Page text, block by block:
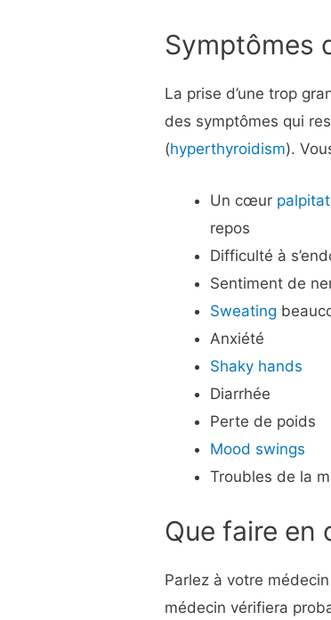
Symptômes
La prise d’une trop
des symptômes qui
(hyperthyroidism).
Un cœur
repos
Difficulté à
Sentiment de
Sweating
Anxiété
Shaky hands
Diarrhée
Perte de poids
Mood swings
Troubles de la
Que faire en
Parlez à votre
médecin vérifiera